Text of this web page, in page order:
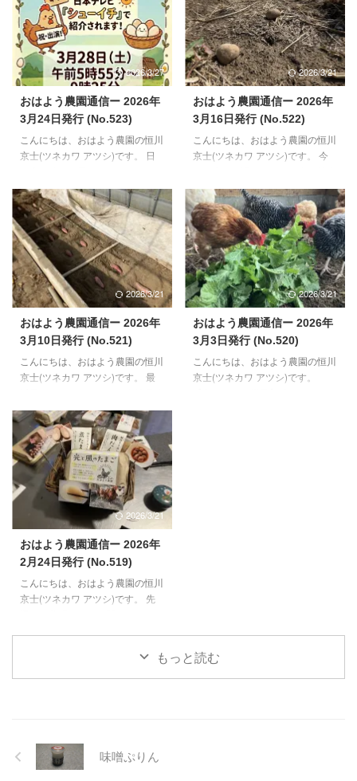
2026/3/27
おはよう農園通信ー 2026年
3月24日発行 (No.523)
こんにちは、おはよう農園の恒川
京士(ツネカワ アツシ)です。 日
入りも遅くなりつつある今日この
頃。朝起きるのが楽になり、夕方
も冷たい風を受けることが少なく
なりました。 28日（土）日本テ
レビ系列で放送されるシューイチ
という番組内で、おはよう農園を
取り上げていただくことになりま
した。 番組は、AM5:55~AM9:25
ですが、8:40前後ぐらいに出るそ
うです（ドキドキ）。 【鶏さん
と周辺のご様子】 おかげで、鶏
さんたちの活動時間が長くなり、
食欲も増えてきました。卵も徐々
2026/3/21
おはよう農園通信ー 2026年
3月16日発行 (No.522)
こんにちは、おはよう農園の恒川
京士(ツネカワ アツシ)です。 今
から5月いっぱいぐらいまでは、
野菜の作業がメインになる当園で
す。 合間に、来月やってくる初
生雛のお世話、放し飼いスペース
づくりの継続、この辺りを並行し
てやっていく予定です。 【鶏さ
んのご様子】 若い世代を中心に
産卵が春モードになりました。一
番若い世代の子たちの産卵も、先
週14日から始まりました。生後
134日目での初卵になり、ここ数
日の間は、３～5個/日ぐらいのペ
ースで進んでおります。しばらく
2026/3/21
おはよう農園通信ー 2026年
3月10日発行 (No.521)
こんにちは、おはよう農園の恒川
京士(ツネカワ アツシ)です。 最
代、半導体製造にかかわる業界で
お仕事していました。退職する
1~2年前からAI用の半導体製造の
開発が行われていたような気がし
ます。人の役割だった仕事が、AI
にとって代わる。そんな時代が来
ると、当時予見しておりました。
考えなくても、自動的に様々なタ
スクや事が成せるようになると、
人が退化していくのではと思った
りもしてました。 農業の世界に
入った理由の一つは、自ら考え
て、決めて、行う・・・そんな仕
2026/3/21
おはよう農園通信ー 2026年
3月3日発行 (No.520)
こんにちは、おはよう農園の恒川
京士(ツネカワ アツシ)です。
2026/3/21
おはよう農園通信ー 2026年
2月24日発行 (No.519)
こんにちは、おはよう農園の恒川
京士(ツネカワ アツシ)です。 先
駅直結の東武百貨店で月一開催し
ているマルシェのメンバーとの共
と思います。 【畑の準備中】 明
日からしばらく雨予報のため、降
り終わってある程度畑が乾いた
もっと読む
味噌ぷりん